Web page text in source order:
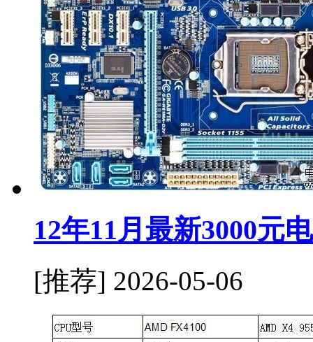
12年11月最新3000元
[推荐] 2026-05-06